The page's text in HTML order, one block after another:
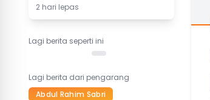
2 hari lepas
Lagi berita seperti ini
Lagi berita dari pengarang
Abdul Rahim Sabri